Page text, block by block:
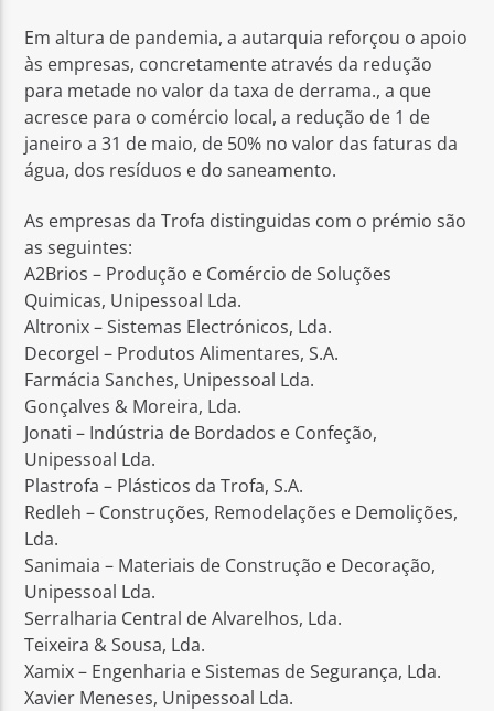
Em altura de pandemia, a autarquia reforçou o apoio
às empresas, concretamente através da redução
para metade no valor da taxa de derrama., a que
acresce para o comércio local, a redução de 1 de
janeiro a 31 de maio, de 50% no valor das faturas da
água, dos resíduos e do saneamento.
As empresas da Trofa distinguidas com o prémio são
as seguintes:
A2Brios – Produção e Comércio de Soluções
Quimicas, Unipessoal Lda.
Altronix – Sistemas Electrónicos, Lda.
Decorgel – Produtos Alimentares, S.A.
Farmácia Sanches, Unipessoal Lda.
Gonçalves & Moreira, Lda.
Jonati – Indústria de Bordados e Confeção,
Unipessoal Lda.
Plastrofa – Plásticos da Trofa, S.A.
Redleh – Construções, Remodelações e Demolições,
Lda.
Sanimaia – Materiais de Construção e Decoração,
Unipessoal Lda.
Serralharia Central de Alvarelhos, Lda.
Teixeira & Sousa, Lda.
Xamix – Engenharia e Sistemas de Segurança, Lda.
Xavier Meneses, Unipessoal Lda.